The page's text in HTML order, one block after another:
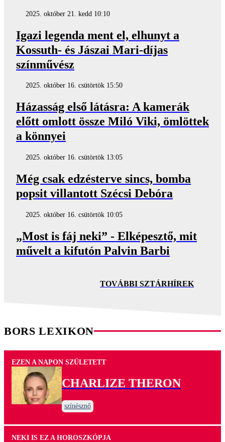
2025. október 21. kedd 10:10
Igazi legenda ment el, elhunyt a
Kossuth- és Jászai Mari-díjas
színművész
2025. október 16. csütörtök 15:50
Házasság első látásra: A kamerák
előtt omlott össze Miló Viki, ömlöttek
a könnyei
2025. október 16. csütörtök 13:05
Még csak edzésterve sincs, bomba
popsit villantott Szécsi Debóra
2025. október 16. csütörtök 10:05
„Most is fáj neki” - Elképesztő, mit
művelt a kifutón Palvin Barbi
TOVÁBBI SZTÁRHÍREK
BORS LEXIKON
EZEN A NAPON SZÜLETETT
CHARLIZE THERON
színésznő
NEKI IS EZ A HOROSZKÓPJA